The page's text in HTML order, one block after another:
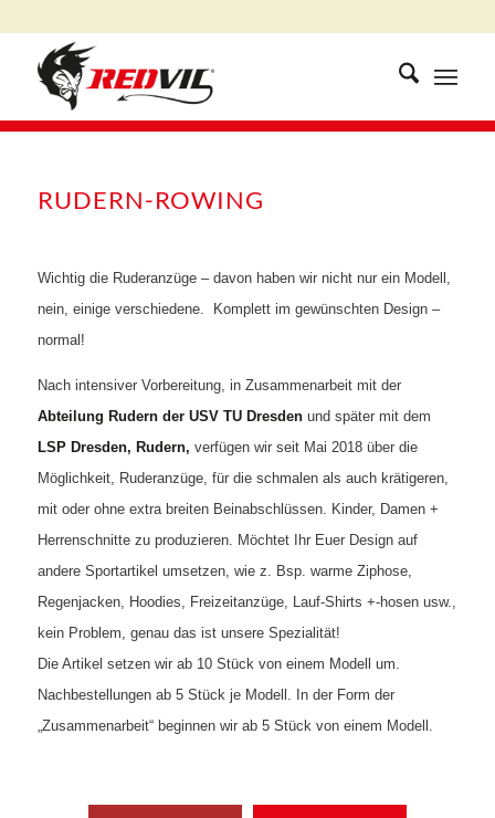
RUDERN-ROWING
Wichtig die Ruderanzüge – davon haben wir nicht nur ein Modell,
nein, einige verschiedene. Komplett im gewünschten Design –
normal!
Nach intensiver Vorbereitung, in Zusammenarbeit mit der
Abteilung Rudern der USV TU Dresdenund später mit dem
LSP Dresden, Rudern, verfügen wir seit Mai 2018 über die
Möglichkeit, Ruderanzüge, für die schmalen als auch krätigeren,
mit oder ohne extra breiten Beinabschlüssen. Kinder, Damen +
Herrenschnitte zu produzieren. Möchtet Ihr Euer Design auf
andere Sportartikel umsetzen, wie z. Bsp. warme Ziphose,
Regenjacken, Hoodies, Freizeitanzüge, Lauf-Shirts +-hosen usw.,
kein Problem, genau das ist unsere Spezialität!
Die Artikel setzen wir ab 10 Stück von einem Modell um.
Nachbestellungen ab 5 Stück je Modell. In der Form der
„Zusammenarbeit“ beginnen wir ab 5 Stück von einem Modell.